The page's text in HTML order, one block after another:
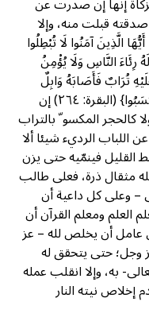
قبلت منه، وإلا
الَّذِينَ آمَنُوا لَا تُبْطِلُوا
رِئَاءَ النَّاسِ وَلَا يُؤْمِنُ
تُرَابٌ فَأَصَابَهُ وَابِلٌ
فَتَرَكَهُ صَلْدًا لَا يَقْدِرُونَ عَلَى شَيْءٍ مِمَّا كَسَبُوا} (البقرة: ٢٦٤) إن
كالحجر المكسو ّ بالتراب
اللباب الرديء شيئا ألا
القليل فينمّيه حتى يزن
مثقال ذرة، فعلى طالب
– وعلى كل داعية أن
العلم ومعلم القرآن أن
عامل أن يخلص لله – عز
وجل؛ حتى يتحقق له
به، وإلا انقلب عمله
نيته النار